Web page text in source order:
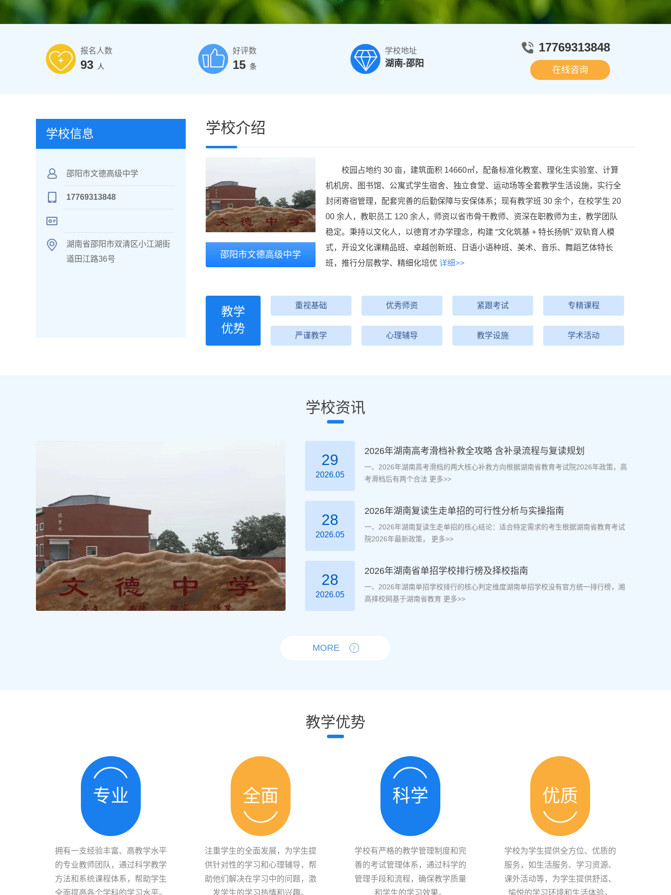
报名人数
93 人
好评数
15 条
学校地址
湖南-邵阳
17769313848
在线咨询
学校信息
邵阳市文德高级中学
17769313848
湖南省邵阳市双清区小江湖街
道田江路36号
学校介绍
邵阳市文德高级中学
校园占地约 30 亩，建筑面积 14660㎡，配备标准化教室、理化生实验室、计算
机机房、图书馆、公寓式学生宿舍、独立食堂、运动场等全套教学生活设施，实行全
封闭寄宿管理，配套完善的后勤保障与安保体系；现有教学班 30 余个，在校学生 20
00 余人，教职员工 120 余人，师资以省市骨干教师、资深在职教师为主，教学团队
稳定。秉持以文化人，以德育才办学理念，构建 “文化筑基 + 特长扬帆” 双轨育人模
式，开设文化课精品班、卓越创新班、日语小语种班、美术、音乐、舞蹈艺体特长
班，推行分层教学、精细化培优 详细>>
教学
优势
重视基础 优秀师资 紧跟考试 专精课程
严谨教学 心理辅导 教学设施 学术活动
学校资讯
29
2026.05
2026年湖南高考滑档补救全攻略 含补录流程与复读规划
一、2026年湖南高考滑档的两大核心补救方向根据湖南省教育考试院2026年政策，高
考滑档后有两个合法 更多>>
28
2026.05
2026年湖南复读生走单招的可行性分析与实操指南
一、2026年湖南复读生走单招的核心结论：适合特定需求的考生根据湖南省教育考试
院2026年最新政策，
更多>>
28
2026.05
2026年湖南省单招学校排行榜及择校指南
一、2026年湖南单招学校排行的核心判定维度湖南单招学校没有官方统一排行榜，湘
高择校网基于湖南省教育 更多>>
MORE
教学优势
专业
拥有一支经验丰富、高教学水平
的专业教师团队，通过科学教学
方法和系统课程体系，帮助学生
全面提高各个学科的学习水平。
全面
注重学生的全面发展，为学生提
供针对性的学习和心理辅导，帮
助他们解决在学习中的问题，激
发学生的学习热情和兴趣。
科学
学校有严格的教学管理制度和完
善的考试管理体系，通过科学的
管理手段和流程，确保教学质量
和学生的学习效果。
优质
学校为学生提供全方位、优质的
服务，如生活服务、学习资源、
课外活动等，为学生提供舒适、
愉悦的学习环境和生活体验。